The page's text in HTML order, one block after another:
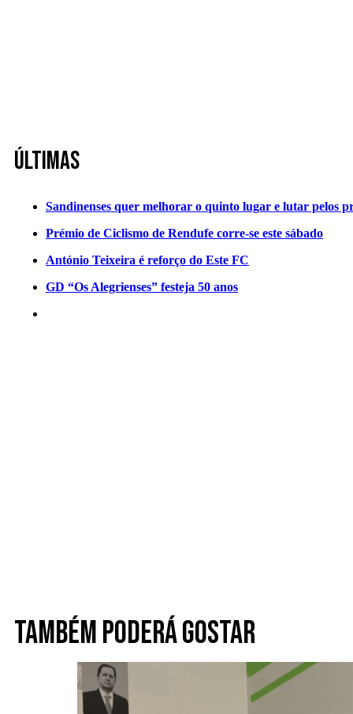
Últimas
Sandinenses quer melhorar o quinto lugar e lutar pelos
Prémio de Ciclismo de Rendufe corre-se este sábado
António Teixeira é reforço do Este FC
GD “Os Alegrienses” festeja 50 anos
Também poderá gostar